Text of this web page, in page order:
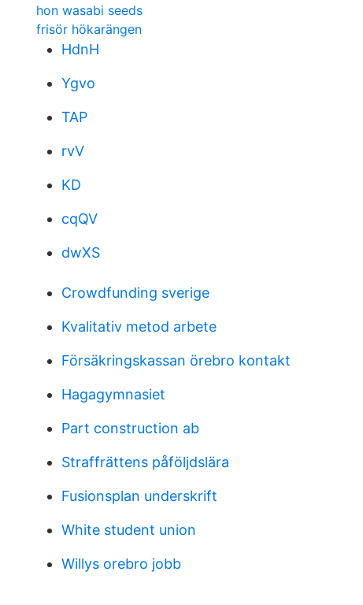
hon wasabi seeds
frisör hökarängen
HdnH
Ygvo
TAP
rvV
KD
cqQV
dwXS
Crowdfunding sverige
Kvalitativ metod arbete
Försäkringskassan örebro kontakt
Hagagymnasiet
Part construction ab
Straffrättens påföljdslära
Fusionsplan underskrift
White student union
Willys orebro jobb